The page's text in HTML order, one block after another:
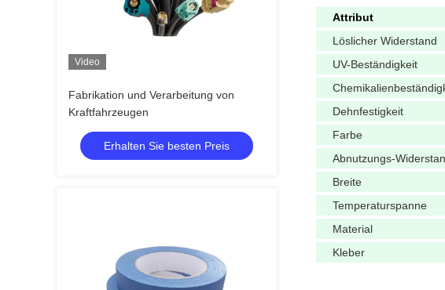
Video
Fabrikation und Verarbeitung von
Kraftfahrzeugen
Erhalten Sie besten Preis
Attribut
Löslicher Widerstand
UV-Beständigkeit
Dehnfestigkeit
Farbe
Abnutzungs-
Breite
Temperaturspanne
Material
Kleber